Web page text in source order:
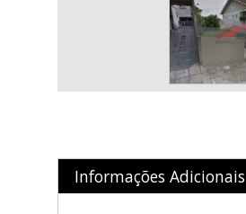
Informações Adicionais